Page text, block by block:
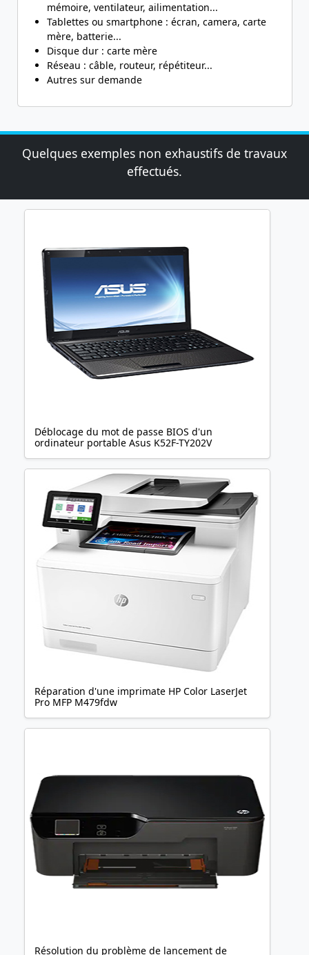
mémoire, ventilateur, ailimentation...
Tablettes ou smartphone : écran, camera, carte
mère, batterie...
Disque dur : carte mère
Réseau : câble, routeur, répétiteur...
Autres sur demande
Quelques exemples non exhaustifs de travaux
effectués.
Déblocage du mot de passe BIOS d'un
ordinateur portable Asus K52F-TY202V
Réparation d'une imprimate HP Color LaserJet
Pro MFP M479fdw
Résolution du problème de lancement de